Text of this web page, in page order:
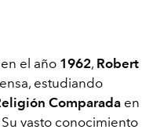
en el año 1962, Robert
estudiando
Comparada en
Su vasto conocimiento